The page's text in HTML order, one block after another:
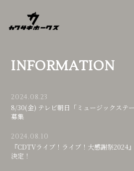
PROFILE
BLOG
MOVIE
INFORMATION
2024.08.23
8/30(金) テレビ朝日「ミュージックステ
募集
2024.08.10
『CDTVライブ！ライブ！大感謝祭2024
決定！